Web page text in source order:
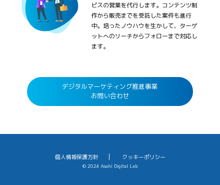
ビスの営業を代行します。コンテンツ制
作から販売までを受託した案件も進行
中。培ったノウハウを生かして、ターゲ
ットへのリーチからフォローまで対応し
ます。
デジタルマーケティング推進事業
お問い合わせ
個人情報保護方針 クッキーポリシー
© 2024 Asahi Digital Lab